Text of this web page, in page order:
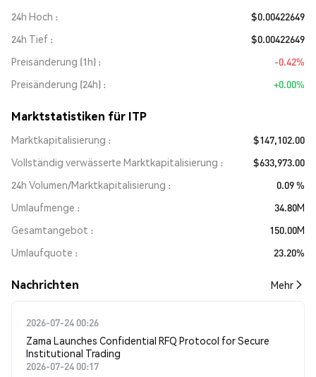
24h Hoch
$0.00422649
24h Tief
$0.00422649
Preisänderung (1h)
-0.42%
Preisänderung (24h)
+0.00%
Marktstatistiken für ITP
Marktkapitalisierung
$147,102.00
Vollständig verwässerte Marktkapitalisierung
$633,973.00
24h Volumen/Marktkapitalisierung
0.09 %
Umlaufmenge
34.80M
Gesamtangebot
150.00M
Umlaufquote
23.20%
Nachrichten Mehr
2026-07-24 00:26
Zama Launches Confidential RFQ Protocol for Secure
Institutional Trading
2026-07-24 00:17